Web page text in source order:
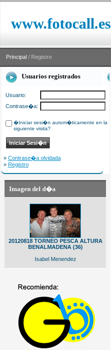
www.fotocall.es
Principal / Registro
Usuarios registrados
Usuario:
Contrase�a:
�Iniciar sesi�n autom�ticamente en la
siguiente visita?
» Contrase�a olvidada
» Registro
Imagen del d�a
20120818 TORNEO PESCA ALTURA
BENALMADENA (36)
Isabel Menendez